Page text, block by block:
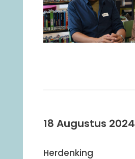
18 Augustus 2024
Herdenking